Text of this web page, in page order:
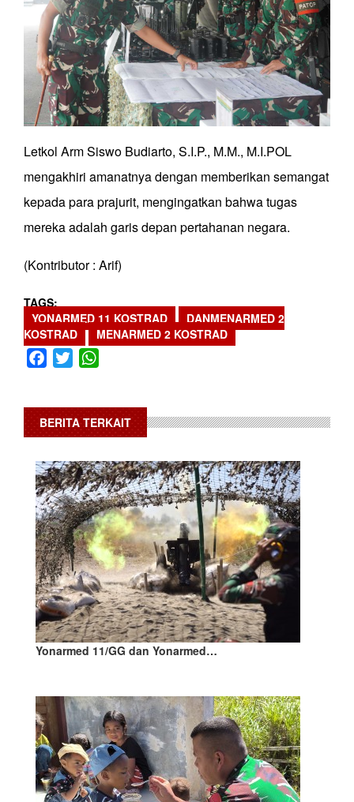
Letkol Arm Siswo Budiarto, S.I.P., M.M., M.I.POL
mengakhiri amanatnya dengan memberikan semangat
kepada para prajurit, mengingatkan bahwa tugas
mereka adalah garis depan pertahanan negara.
(Kontributor : Arif)
TAGS
YONARMED 11 KOSTRAD
DANMENARMED 2
KOSTRAD
MENARMED 2 KOSTRAD
Facebook
Twitter
BERITA TERKAIT
Yonarmed 11/GG dan Yonarmed…